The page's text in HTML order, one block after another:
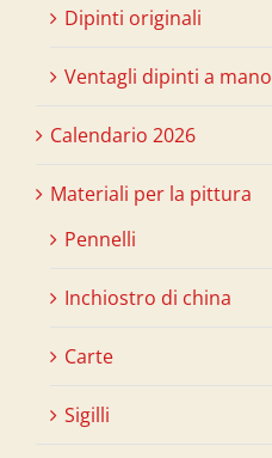
Dipinti originali
Ventagli dipinti a mano
Calendario 2026
Materiali per la pittura
Pennelli
Inchiostro di china
Carte
Sigilli